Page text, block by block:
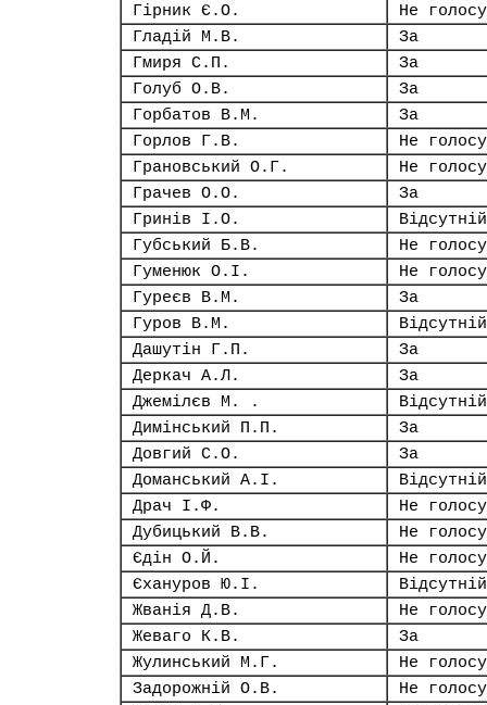
Гірник Є.О.
Не
Гладій М.В.
За
Гмиря С.П.
За
Голуб О.В.
За
Горбатов В.М.
За
Горлов Г.В.
Не
Грановський О.Г.
Не
Грачев О.О.
За
Гринів І.О.
Відсутній
Губський Б.В.
Не
Гуменюк О.І.
Не
Гуреєв В.М.
За
Гуров В.М.
Відсутній
Дашутін Г.П.
За
Деркач А.Л.
За
Джемілєв М. .
Відсутній
Димінський П.П.
За
Довгий С.О.
За
Доманський А.І.
Відсутній
Драч І.Ф.
Не
Дубицький В.В.
Не
Єдін О.Й.
Не
Єхануров Ю.І.
Відсутній
Жванія Д.В.
Не
Жеваго К.В.
За
Жулинський М.Г.
Не
Задорожній О.В.
Не